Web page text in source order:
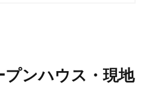
プンハウス・現地